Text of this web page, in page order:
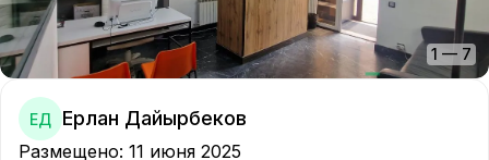
1 — 7
ЕД Ерлан Дайырбеков
Размещено: 11 июня 2025